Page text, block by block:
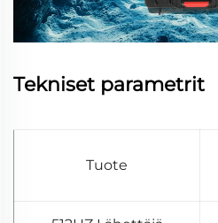
Tekniset parametrit
Tuote